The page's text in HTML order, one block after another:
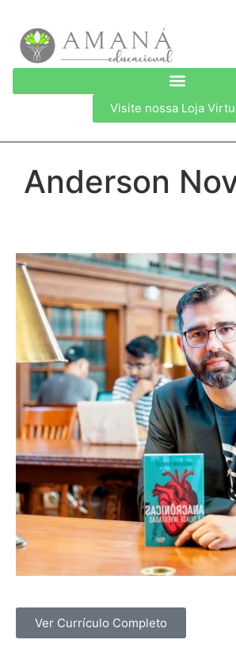
Visite nossa Loja
Anderson
Ver Currículo Completo